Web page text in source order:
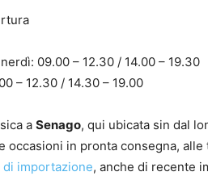
09.00 – 12.30 / 14.00 – 19.30
– 12.30 / 14.30 – 19.00
a Senago, qui ubicata sin dal
occasioni in pronta consegna,
di importazione, anche di recente